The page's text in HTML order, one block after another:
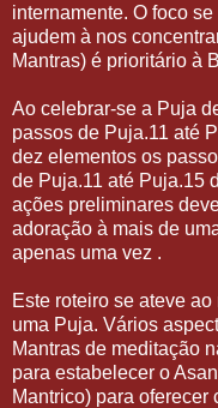
internamente. O foco
ajudem à nos
Mantras) é prioritário à
Ao celebrar-se a Puja
passos de Puja.11 até
dez elementos os
de Puja.11 até Puja.15
ações preliminares
adoração à mais de
apenas uma vez .
Este roteiro se ateve
uma Puja. Vários
Mantras de meditação
para estabelecer o
Mantrico) para oferecer